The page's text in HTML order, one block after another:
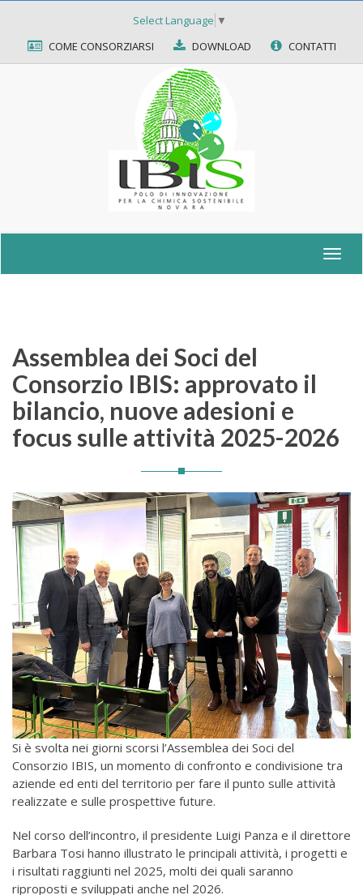
Select Language ▼
COME CONSORZIARSI
DOWNLOAD CONTATTI
Assemblea dei Soci del
Consorzio IBIS: approvato il
bilancio, nuove adesioni e
focus sulle attività 2025-2026
Si è svolta nei giorni scorsi l’Assemblea dei Soci del
Consorzio IBIS, un momento di confronto e condivisione tra
aziende ed enti del territorio per fare il punto sulle attività
realizzate e sulle prospettive future.
Nel corso dell’incontro, il presidente Luigi Panza e il direttore
Barbara Tosi hanno illustrato le principali attività, i progetti e
i risultati raggiunti nel 2025, molti dei quali saranno
riproposti e sviluppati anche nel 2026.